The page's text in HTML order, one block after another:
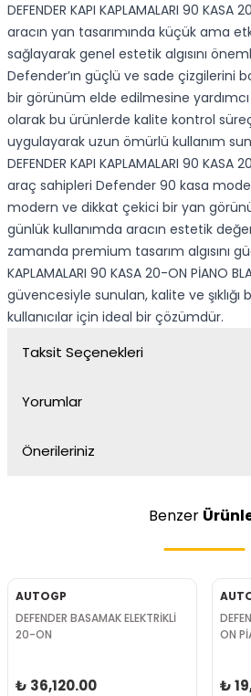
DEFENDER KAPI KAPLAMALARI 90 KASA
aracın yan tasarımında küçük ama
sağlayarak genel estetik algısını
Defender’ın güçlü ve sade çizgilerini
bir görünüm elde edilmesine
olarak bu ürünlerde kalite kontrol
uygulayarak uzun ömürlü kullanım
DEFENDER KAPI KAPLAMALARI 90 KASA
araç sahipleri Defender 90 kasa
modern ve dikkat çekici bir yan
günlük kullanımda aracın estetik
zamanda premium tasarım algısını
KAPLAMALARI 90 KASA 20-ON PİANO
güvencesiyle sunulan, kalite ve şıklığı
kullanıcılar için ideal bir çözümdür.
Taksit Seçenekleri
Yorumlar
Önerileriniz
Benzer
AUTOGP
DEFENDER BASAMAK ELEKTRİKLİ
20-ON
₺ 36,120.00
ON
₺